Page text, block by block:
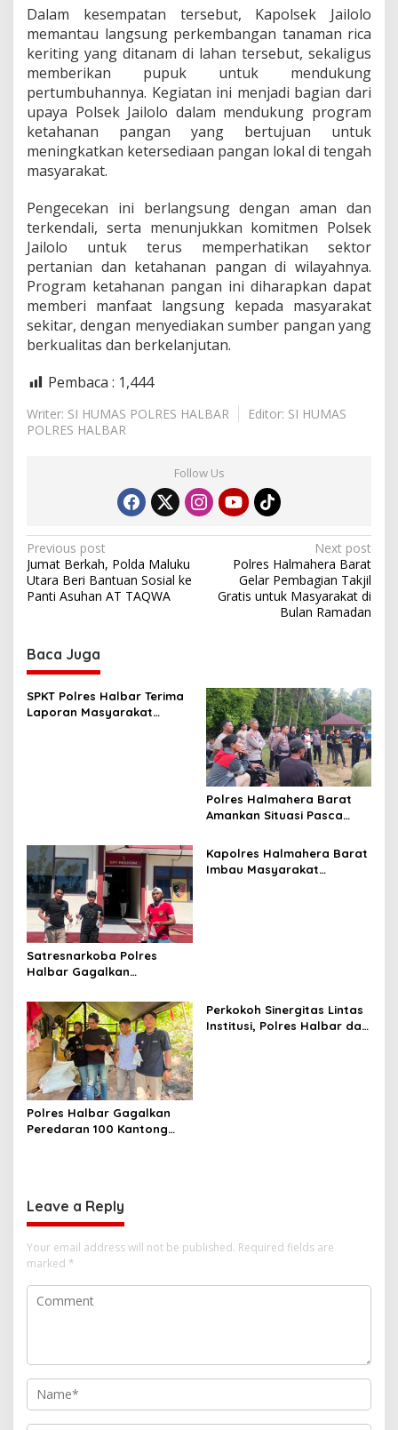
n
R
i
a
K
e
i
g
u
t
k
K
e
t
a
n
a
a
n
g
a
n
Dalam kesempatan tersebut, Kapolsek Jailolo
memantau langsung perkembangan tanaman rica
keriting yang ditanam di lahan tersebut, sekaligus
memberikan pupuk untuk mendukung
pertumbuhannya. Kegiatan ini menjadi bagian dari
upaya Polsek Jailolo dalam mendukung program
ketahanan pangan yang bertujuan untuk
meningkatkan ketersediaan pangan lokal di tengah
masyarakat.
Pengecekan ini berlangsung dengan aman dan
terkendali, serta menunjukkan komitmen Polsek
Jailolo untuk terus memperhatikan sektor
pertanian dan ketahanan pangan di wilayahnya.
Program ketahanan pangan ini diharapkan dapat
memberi manfaat langsung kepada masyarakat
sekitar, dengan menyediakan sumber pangan yang
berkualitas dan berkelanjutan.
Pembaca : 1,444
Writer: SI HUMAS POLRES HALBAR
Editor: SI HUMAS
POLRES HALBAR
Follow Us
P
o
s
n
a
v
i
o
n
Previous post
Jumat Berkah, Polda Maluku
Utara Beri Bantuan Sosial ke
Panti Asuhan AT TAQWA
Next post
Polres Halmahera Barat
Gelar Pembagian Takjil
Gratis untuk Masyarakat di
Bulan Ramadan
Baca Juga
SPKT Polres Halbar Terima
Laporan Masyarakat
Polres Halmahera Barat
Amankan Situasi Pasca
Mediasi Terus Dilakukan
Satresnarkoba Polres
Halbar Gagalkan
Sita Ratusan Kantong
Barang Bukti
Kapolres Halmahera Barat
Imbau Masyarakat
Polres Halbar Gagalkan
Peredaran 100 Kantong
Perkokoh Sinergitas Lintas
Institusi, Polres Halbar dan
Leave a Reply
Your email address will not be published. Required fields are
marked *